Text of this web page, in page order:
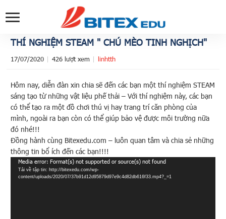
THÍ NGHIỆM STEAM " CHÚ MÈO TINH NGHỊCH"
17/07/2020 426 lượt xem linhtth
Hôm nay, diễn đàn xin chia sẽ đến các bạn một thí nghiệm STEAM
sáng tạo từ những vật liệu phế thải – Với thí nghiệm này, các bạn
có thể tạo ra một đồ chơi thú vị hay trang trí căn phòng của
mình, ngoài ra bạn còn có thể giúp bảo vệ được môi trường nữa
đó nhé!!!
Đồng hành cùng Bitexedu.com – luôn quan tâm và chia sẻ những
thông tin bổ ích đến các bạn!!!!
Trình
chơi
Media error: Format(s) not supported or source(s) not found
Tải về tập tin: http://bitexedu.com/wp-
content/uploads/2020/07/37b91d12d95879d97e9c4d82db616f33.mp4?_=1